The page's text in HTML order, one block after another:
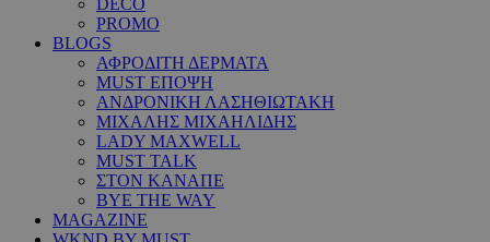
DECO
PROMO
BLOGS
ΑΦΡΟΔΙΤΗ ΔΕΡΜΑΤΑ
MUST ΕΠΟΨΗ
ΑΝΔΡΟΝΙΚΗ ΛΑΣΗΘΙΩΤΑΚΗ
ΜΙΧΑΛΗΣ ΜΙΧΑΗΛΙΔΗΣ
LADY MAXWELL
MUST TALK
ΣΤΟΝ ΚΑΝΑΠΕ
BYE THE WAY
MAGAZINE